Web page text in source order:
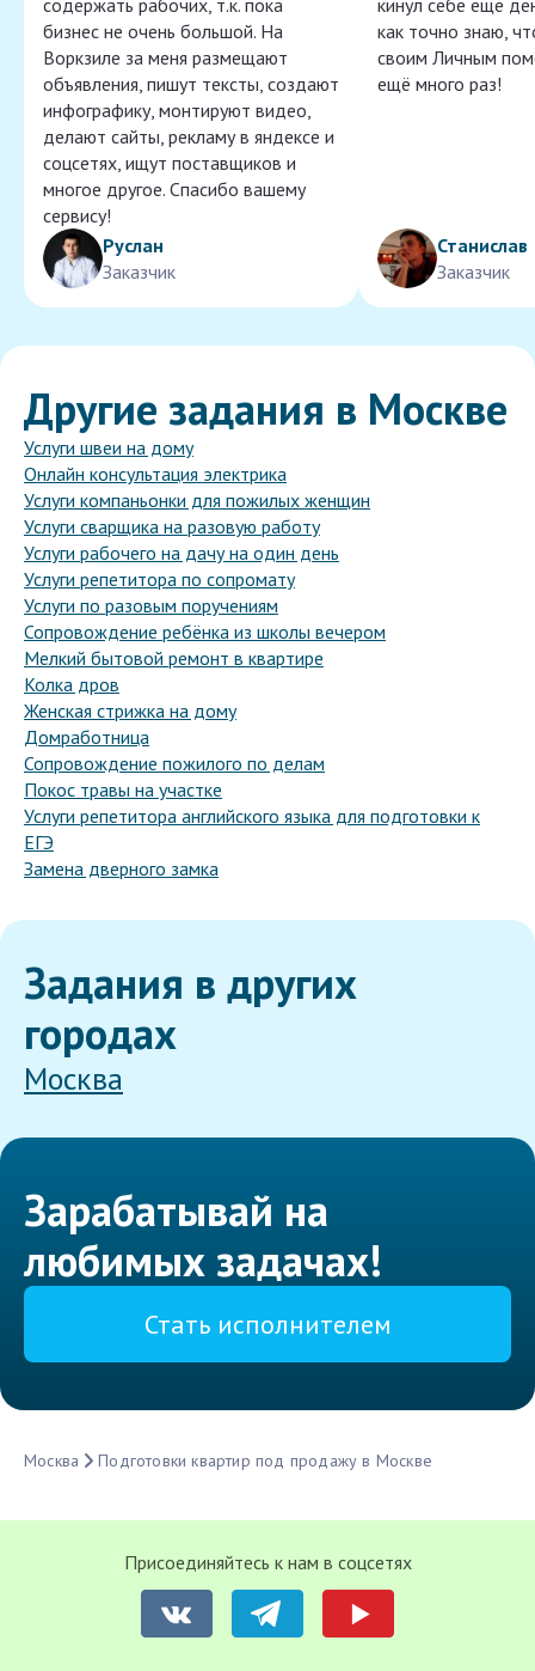
содержать рабочих, т.к. пока
бизнес не очень большой. На
Воркзиле за меня размещают
объявления, пишут тексты, создают
инфографику, монтируют видео,
делают сайты, рекламу в яндексе и
соцсетях, ищут поставщиков и
многое другое. Спасибо вашему
сервису!
Руслан
Заказчик
кинул себе ещё
как точно знаю,
своим Личным
ещё много раз!
Станислав
Заказчик
Другие задания в Москве
Услуги швеи на дому
Онлайн консультация электрика
Услуги компаньонки для пожилых женщин
Услуги сварщика на разовую работу
Услуги рабочего на дачу на один день
Услуги репетитора по сопромату
Услуги по разовым поручениям
Сопровождение ребёнка из школы вечером
Мелкий бытовой ремонт в квартире
Колка дров
Женская стрижка на дому
Домработница
Сопровождение пожилого по делам
Покос травы на участке
Услуги репетитора английского языка для подготовки к
ЕГЭ
Замена дверного замка
Задания в других
городах
Москва
Зарабатывай на
любимых задачах!
Стать исполнителем
Москва Подготовки квартир под продажу в Москве
Присоединяйтесь к нам в соцсетях